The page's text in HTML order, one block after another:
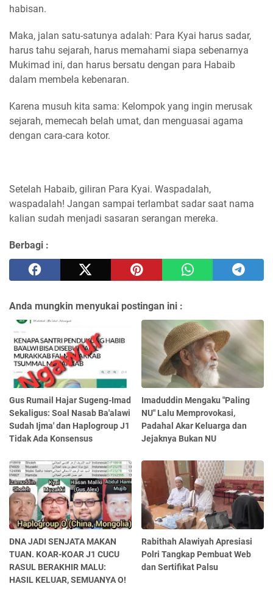
habisan.
Maka, jalan satu-satunya adalah: Para Kyai harus sadar,
harus tahu sejarah, harus memahami siapa sebenarnya
Mukimad ini, dan harus bersatu dengan para Habaib
dalam membela kebenaran.
Karena musuh kita sama: Kelompok yang ingin merusak
sejarah, memecah belah umat, dan menguasai agama
dengan cara-cara kotor.
Setelah Habaib, giliran Para Kyai. Waspadalah,
waspadalah! Jangan sampai terlambat sadar saat nama
kalian sudah menjadi sasaran serangan mereka.
Berbagi :
Anda mungkin menyukai postingan ini :
Gus Rumail Hajar Sugeng-Imad
Sekaligus: Soal Nasab Ba'alawi
Sudah Ijma' dan Haplogroup J1
Tidak Ada Konsensus
Imaduddin Mengaku "Paling
NU" Lalu Memprovokasi,
Padahal Akar Keluarga dan
Jejaknya Bukan NU
DNA JADI SENJATA MAKAN
TUAN. KOAR-KOAR J1 CUCU
RASUL BERAKHIR MALU:
HASIL KELUAR, SEMUANYA O!
Rabithah Alawiyah Apresiasi
Polri Tangkap Pembuat Web
dan Sertifikat Palsu